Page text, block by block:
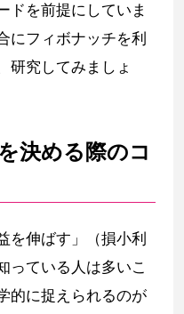
ドを前提にしていま
にフィボナッチを利
研究してみましょ
決める際のコ
を伸ばす」（損小利
っている人は多いこ
的に捉えられるのが